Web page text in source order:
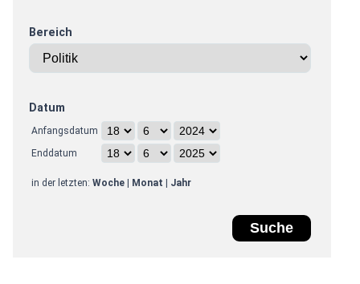
Bereich
Datum
Anfangsdatum
Enddatum
in der letzten: Woche| Monat Jahr